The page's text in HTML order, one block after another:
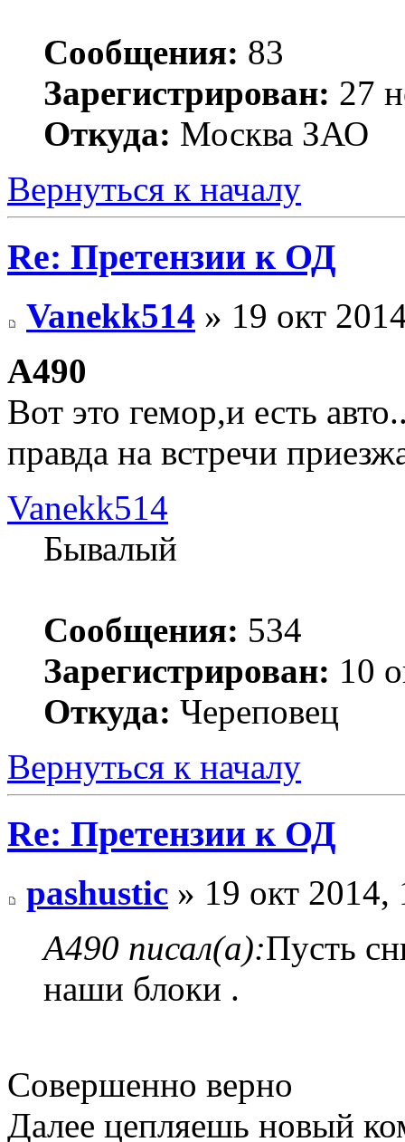
Сообщения: 83
Зарегистрирован: 27
Откуда: Москва ЗАО
Вернуться к началу
Re: Претензии к ОД
Vanekk514 » 19 окт
А490
Вот это гемор,и есть
правда на встречи
Vanekk514
Бывалый
Сообщения: 534
Зарегистрирован: 10
Откуда: Череповец
Вернуться к началу
Re: Претензии к ОД
pashustic » 19 окт 2014,
А490 писал(а):Пусть
наши блоки .
Совершенно верно
Далее цепляешь новый